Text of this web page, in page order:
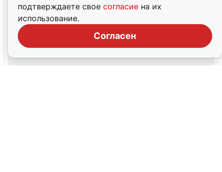
подтверждаете свое согласие на их
использование.
Согласен